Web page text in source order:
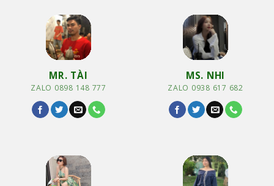
MR. TÀI
ZALO 0898 148 777
MS. NHI
ZALO 0938 617 682